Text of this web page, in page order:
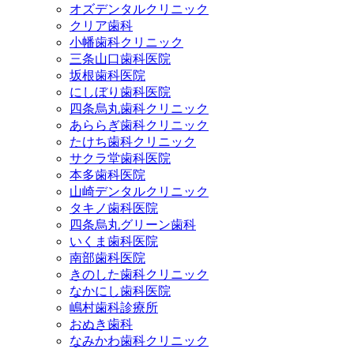
オズデンタルクリニック
クリア歯科
小幡歯科クリニック
三条山口歯科医院
坂根歯科医院
にしぼり歯科医院
四条烏丸歯科クリニック
あららぎ歯科クリニック
たけち歯科クリニック
サクラ堂歯科医院
本多歯科医院
山崎デンタルクリニック
タキノ歯科医院
四条烏丸グリーン歯科
いくま歯科医院
南部歯科医院
きのした歯科クリニック
なかにし歯科医院
嶋村歯科診療所
おぬき歯科
なみかわ歯科クリニック